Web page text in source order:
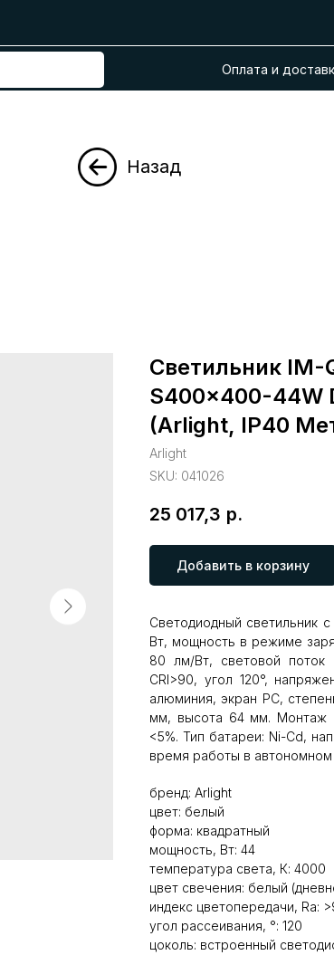
Оплата и
Назад
Светильник IM-
S400x400-44W
(Arlight, IP40
Arlight
SKU: 041026
25 017,3 р.
Добавить в корзину
Светодиодный светильник
Вт, мощность в режиме
80 лм/Вт, световой
CRI>90, угол 120°,
алюминия, экран PC,
мм, высота 64 мм. Монтаж
<5%. Тип батареи: Ni-Cd,
время работы в
бренд: Arlight
цвет: белый
форма: квадратный
мощность, Вт: 44
температура света, К: 4000
цвет свечения: белый
индекс цветопередачи, Ra:
угол рассеивания, °: 120
цоколь: встроенный